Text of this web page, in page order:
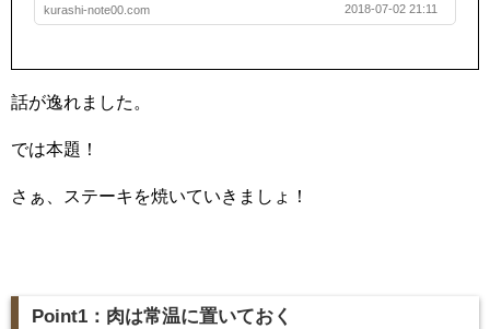
kurashi-note00.com
2018-07-02 21:11
話が逸れました。
では本題！
さぁ、ステーキを焼いていきましょ！
Point1：肉は常温に置いておく